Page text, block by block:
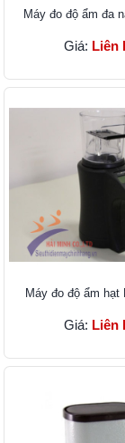
Máy đo độ ẩm đa
Giá: Liên
Máy đo độ ẩm hạt
Giá: Liên